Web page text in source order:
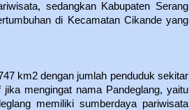
sedangkan Kabupaten Serang
di Kecamatan Cikande yang
km2 dengan jumlah penduduk sekitar
mengingat nama Pandeglang, yaitu
memiliki sumberdaya pariwisata